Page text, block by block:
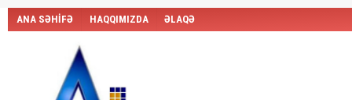
ANA SƏHİFƏ HAQQIMIZDA ƏLAQƏ